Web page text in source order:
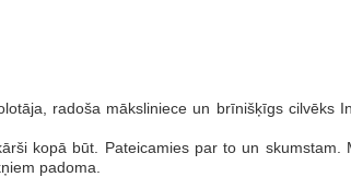
radoša māksliniece un brīnišķīgs cilvēks
kopā būt. Pateicamies par to un skumstam.
padoma.